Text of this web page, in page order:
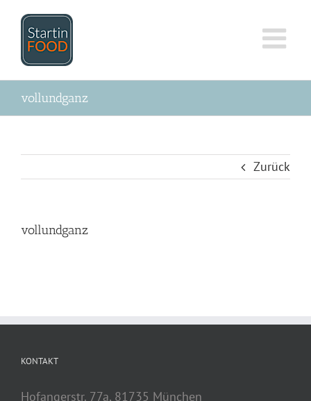
Inhalt
springen
vollundganz
Zurück
vollundganz
KONTAKT
Hofangerstr. 77a, 81735 München